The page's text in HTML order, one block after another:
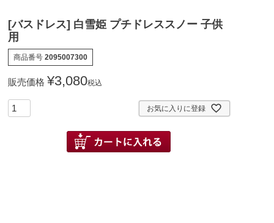
[バスドレス] 白雪姫 プチドレススノー 子供
用
商品番号 2095007300
販売価格 ¥3,080税込
お気に入りに登録